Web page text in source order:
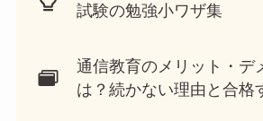
試験の勉強小ワザ集
通信教育のメリット・デ
は？続かない理由と合格